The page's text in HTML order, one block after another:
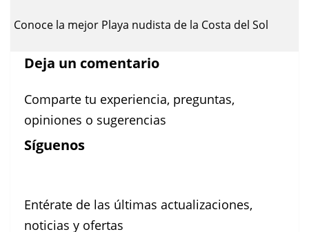
Conoce la mejor Playa nudista de la Costa del Sol
Deja un comentario
Comparte tu experiencia, preguntas,
opiniones o sugerencias
Síguenos
Entérate de las últimas actualizaciones,
noticias y ofertas